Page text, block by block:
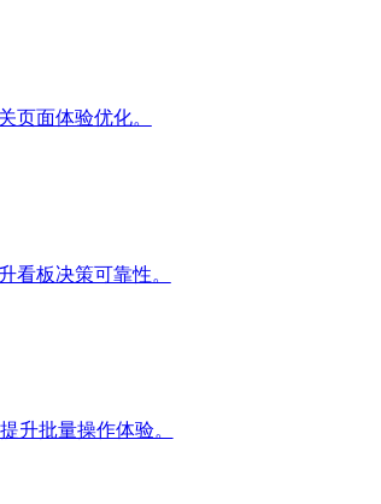
页面体验优化。
看板决策可靠性。
升批量操作体验。